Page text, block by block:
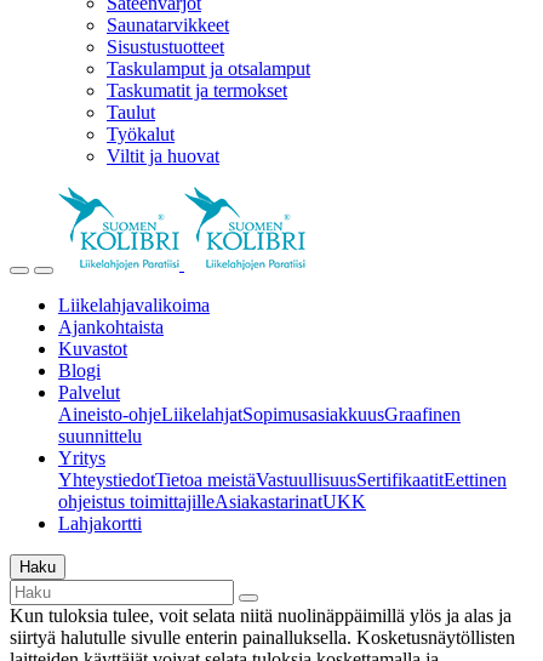
Saunatarvikkeet
Sisustustuotteet
Taskulamput ja otsalamput
Taskumatit ja termokset
Taulut
Työkalut
Viltit ja huovat
Liikelahjavalikoima
Ajankohtaista
Kuvastot
Blogi
Palvelut
Aineisto-ohjeLiikelahjatSopimusasiakkuusGraafinen
suunnittelu
Yritys
YhteystiedotTietoa meistäVastuullisuusSertifikaatitEettinen
ohjeistus toimittajilleAsiakastarinatUKK
Lahjakortti
Haku
Kun tuloksia tulee, voit selata niitä nuolinäppäimillä ylös ja alas ja
siirtyä halutulle sivulle enterin painalluksella. Kosketusnäytöllisten